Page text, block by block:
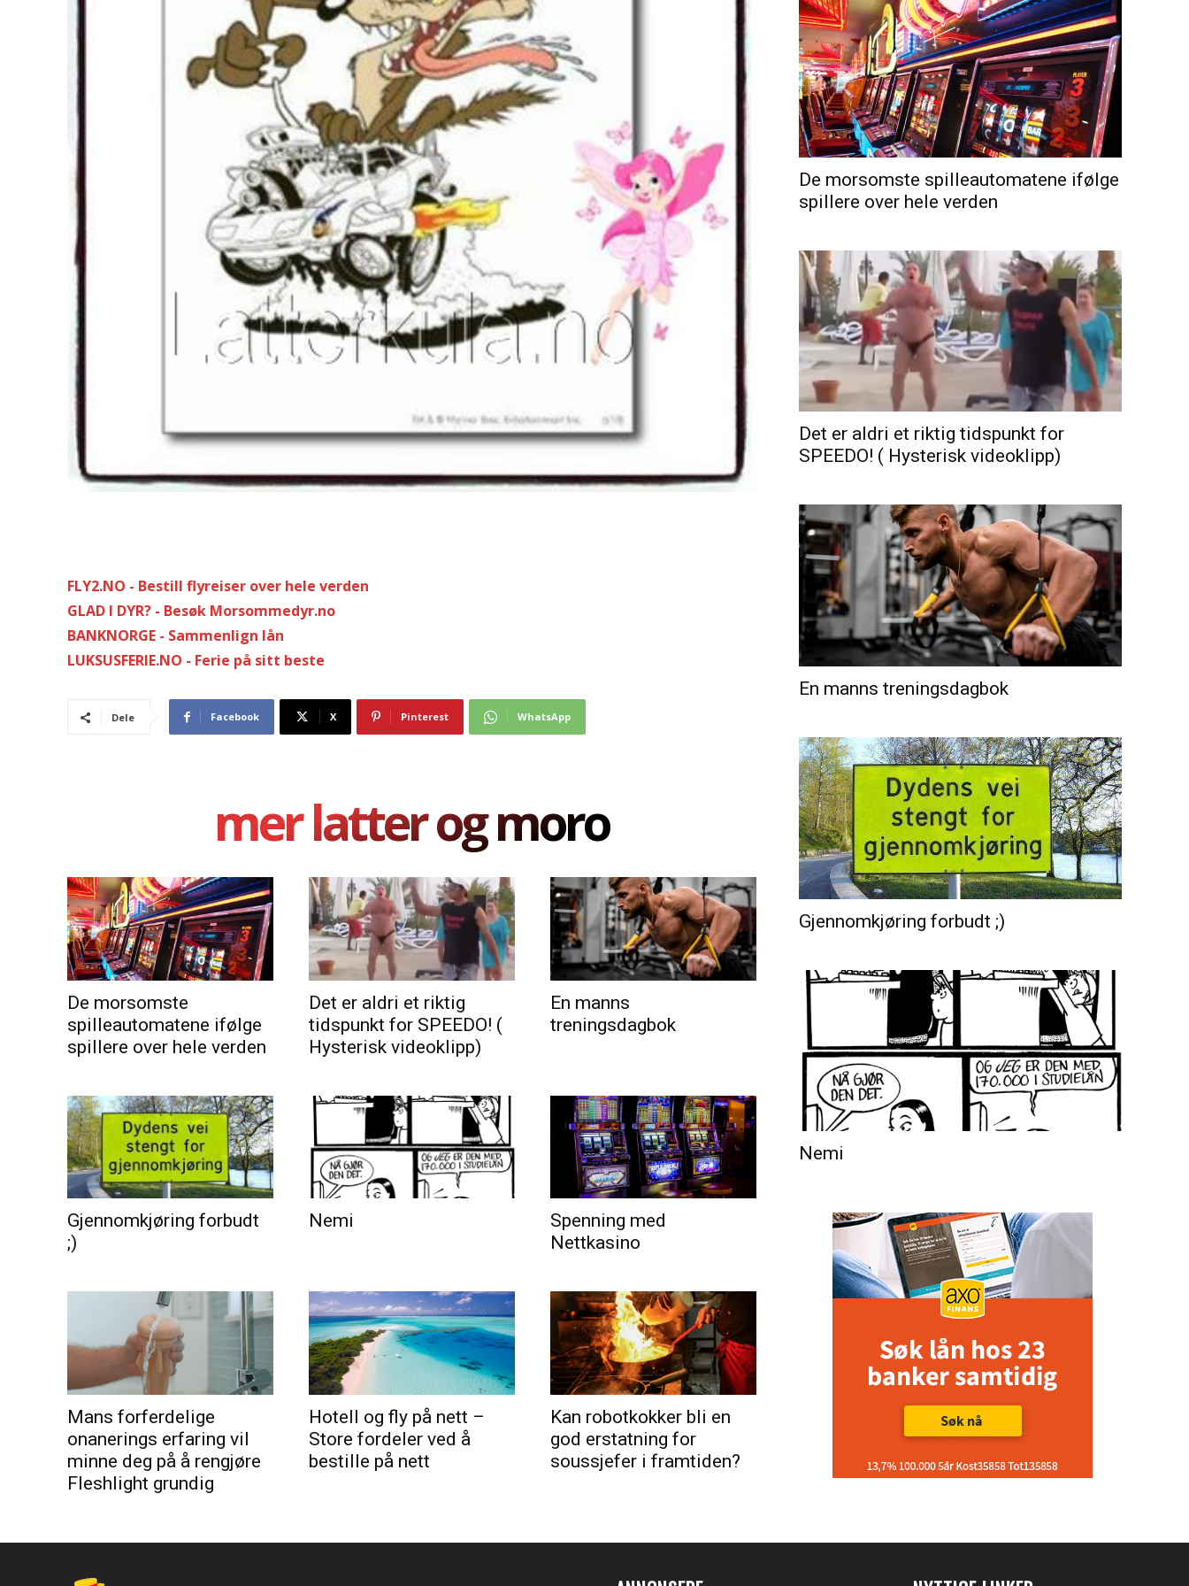
FLY2.NO - Bestill flyreiser over hele verden
GLAD I DYR? - Besøk Morsommedyr.no
BANKNORGE - Sammenlign lån
LUKSUSFERIE.NO - Ferie på sitt beste
Dele Facebook X Pinterest WhatsApp
mer latter og moro
De morsomste
spilleautomatene ifølge
spillere over hele verden
Det er aldri et riktig
tidspunkt for SPEEDO! (
Hysterisk videoklipp)
En manns
treningsdagbok
Gjennomkjøring forbudt
;)
Nemi
Spenning med
Nettkasino
Mans forferdelige
onanerings erfaring vil
minne deg på å rengjøre
Fleshlight grundig
Hotell og fly på nett –
Store fordeler ved å
bestille på nett
Kan robotkokker bli en
god erstatning for
soussjefer i framtiden?
De morsomste spilleautomatene ifølge
spillere over hele verden
Det er aldri et riktig tidspunkt for
SPEEDO! ( Hysterisk videoklipp)
En manns treningsdagbok
Gjennomkjøring forbudt ;)
Nemi